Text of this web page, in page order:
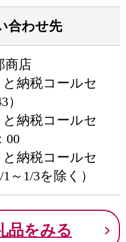
合わせ先
商店
納税コールセ
納税コールセ
00
納税コールセ
～1/3を除く）
品をみる